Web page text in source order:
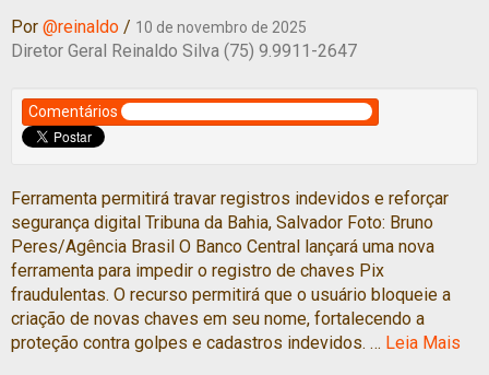
Por @reinaldo / 10 de novembro de 2025
Diretor Geral Reinaldo Silva (75) 9.9911-2647
Comentários
Ferramenta permitirá travar registros indevidos e reforçar
segurança digital Tribuna da Bahia, Salvador Foto: Bruno
Peres/Agência Brasil O Banco Central lançará uma nova
ferramenta para impedir o registro de chaves Pix
fraudulentas. O recurso permitirá que o usuário bloqueie a
criação de novas chaves em seu nome, fortalecendo a
proteção contra golpes e cadastros indevidos. … Leia Mais